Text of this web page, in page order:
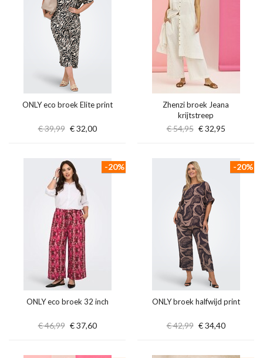
ONLY eco broek Elite print
€ 39,99 € 32,00
Zhenzi broek Jeana
krijtstreep
€ 54,95 € 32,95
ONLY eco broek 32 inch
€ 46,99 € 37,60
-20%
ONLY broek halfwijd print
€ 42,99 € 34,40
-20%